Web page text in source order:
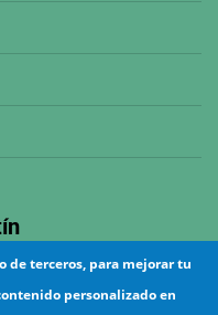
de terceros, para mejorar tu
personalizado en